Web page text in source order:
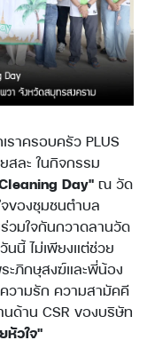
าครอบครัว PLUS
สละ ในกิจกรรม
Day" ณ วัด
ของชุมชนตำบล
วมใจกันกวาดลานวัด
นนี้ ไม่เพียงแต่ช่วย
ะภิกษุสงฆ์และพี่น้อง
วามรัก ความสามัคคี
ด้าน CSR ของบริษัท
วใจ"